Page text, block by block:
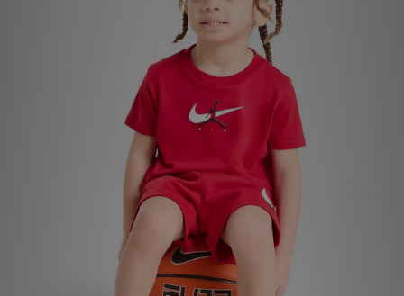
Suivre Ma Commande